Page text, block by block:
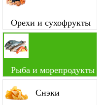
Орехи и сухофрукты
Рыба и морепродукты
Снэки